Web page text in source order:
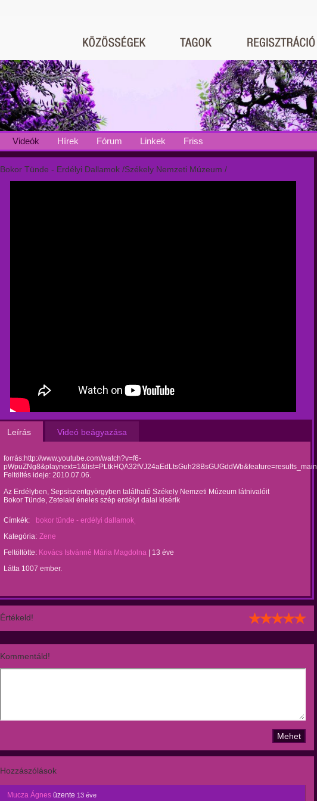
Videók Hírek Fórum Linkek Friss
Bokor Tünde - Erdélyi Dallamok /Székely Nemzeti Múzeum /
Leírás Videó beágyazása
forrás:http://www.youtube.com/watch?v=f6-
pWpuZNg8&playnext=1&list=PLtkHQA32fVJ24aEdLtsGuh28BsGUGddWb&feature=results_main
Feltöltés ideje: 2010.07.06.
Az Erdélyben, Sepsiszentgyörgyben található Székely Nemzeti Múzeum látnivalóit
Bokor Tünde, Zetelaki éneles szép erdélyi dalai kisérik
Címkék:
bokor tünde - erdélyi dallamok
Kategória: Zene
Feltöltötte: Kovács Istvánné Mária Magdolna
13 éve
Látta 1007 ember.
Értékeld!
Kommentáld!
Hozzászólások
Mucza Ágnes üzente 13 éve